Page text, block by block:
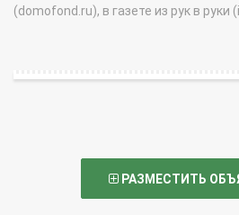
(domofond.ru), в газете из рук в руки
РАЗМЕСТИТЬ